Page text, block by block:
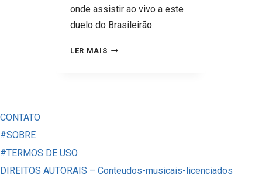
onde assistir ao vivo a este
duelo do Brasileirão.
LER MAISFLUMINENSE
E
CONTATO
#SOBRE
#TERMOS DE USO
DIREITOS AUTORAIS – Conteudos-musicais-licenciados